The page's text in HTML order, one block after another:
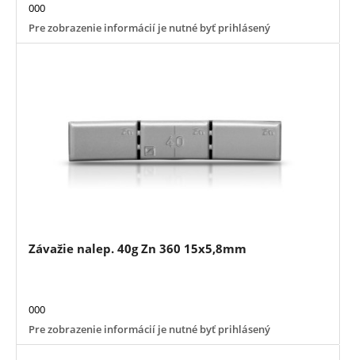
000
Pre zobrazenie informácií je nutné byť prihlásený
Závažie nalep. 40g Zn 360 15x5,8mm
000
Pre zobrazenie informácií je nutné byť prihlásený